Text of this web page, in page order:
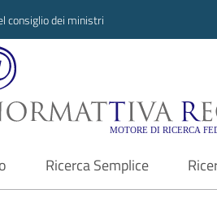
consiglio dei ministri
Ricerca Semplice